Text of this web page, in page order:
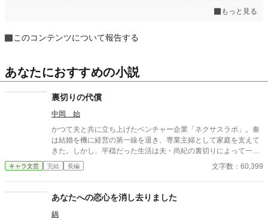
もっと見る
このコンテンツについて報告する
あなたにおすすめの小説
裏切りの代償
中岡 始
かつて夫と共に立ち上げたベンチャー企業「ネクサスラボ」。奏
は結婚を機に経営の第一線を退き、専業主婦として家庭を支えて
きた。しかし、平穏だった生活は夫・尚紀の裏切りによって一変
する。彼の部下であり不倫相手の優美が、会社を混乱に陥れつつ
あったのだ。 尚紀の冷たい態度と優美の挑発に苦しむ中、奏は再
め、かつての仲間や信頼できる協力者たちと連携しながら、会社
を立て直すための計画を進める奏。だが、それは尚紀と優美の野
望を徹底的に打ち砕く覚悟でもあった。 取締役会での対決、揺れ
キャラ文芸 完結 長編 文字数：60,399
あなたへの恋心を消し去りました
鍋